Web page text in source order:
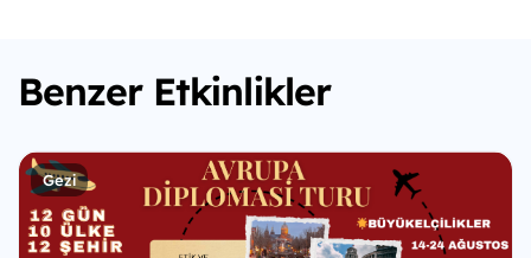
Benzer Etkinlikler
Gezi